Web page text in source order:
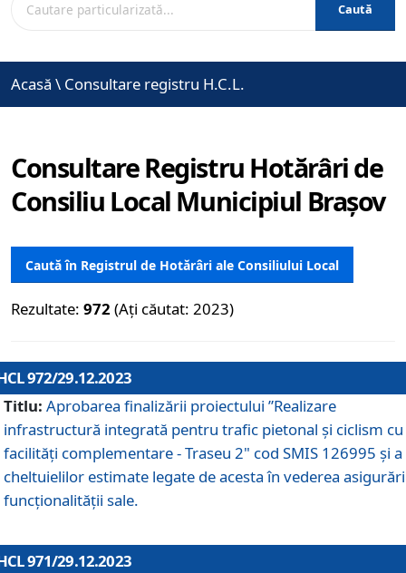
Caută
Acasă \ Consultare registru H.C.L.
Consultare Registru Hotărâri de
Consiliu Local Municipiul Brașov
Caută în Registrul de Hotărâri ale Consiliului Local
Rezultate: 972 (Ați căutat: 2023)
972/29.12.2023
Titlu: Aprobarea finalizării proiectului ”Realizare
infrastructură integrată pentru trafic pietonal și ciclism cu
facilități complementare - Traseu 2" cod SMIS 126995 și a
cheltuielilor estimate legate de acesta în vederea
funcționalității sale.
971/29.12.2023